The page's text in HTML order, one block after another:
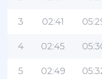
3 02:41
4 02:45
5 02:49